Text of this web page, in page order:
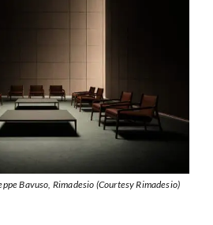
Bavuso, Rimadesio (Courtesy Rimadesio)